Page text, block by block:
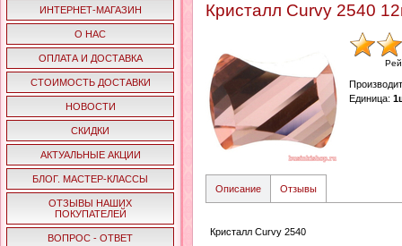
ИНТЕРНЕТ-МАГАЗИН
О НАС
ОПЛАТА И ДОСТАВКА
СТОИМОСТЬ ДОСТАВКИ
НОВОСТИ
СКИДКИ
АКТУАЛЬНЫЕ АКЦИИ
БЛОГ. МАСТЕР-КЛАССЫ
ОТЗЫВЫ НАШИХ
ПОКУПАТЕЛЕЙ
ВОПРОС - ОТВЕТ
Кристалл Curvy 2540
Единица:
Описание Отзывы
Кристалл Curvy 2540